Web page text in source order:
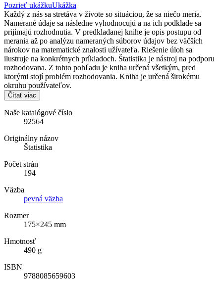
Pozrieť ukážkuUkážka
Každý z nás sa stretáva v živote so situáciou, že sa niečo meria.
Namerané údaje sa následne vyhodnocujú a na ich podklade sa
prijímajú rozhodnutia. V predkladanej knihe je opis postupu od
merania až po analýzu nameraných súborov údajov bez väčších
nárokov na matematické znalosti užívateľa. Riešenie úloh sa
ilustruje na konkrétnych príkladoch. Štatistika je nástroj na podporu
rozhodovana. Z tohto pohľadu je kniha určená všetkým, pred
ktorými stojí problém rozhodovania. Kniha je určená širokému
okruhu používateľov.
Čítať viac
Naše katalógové číslo
92564
Originálny názov
Štatistika
Počet strán
194
Väzba
pevná väzba
Rozmer
175×245 mm
Hmotnosť
490 g
ISBN
9788085659603